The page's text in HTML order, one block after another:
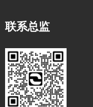
联系总监